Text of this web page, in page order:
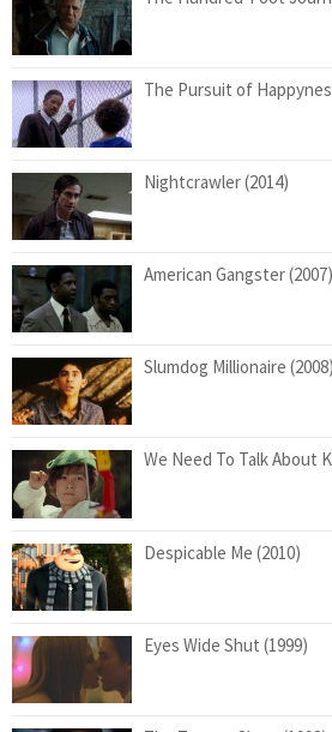
The Pursuit of
Nightcrawler (2014)
American Gangster (2007)
Slumdog Millionaire (2008)
We Need To Talk About
Despicable Me (2010)
Eyes Wide Shut (1999)